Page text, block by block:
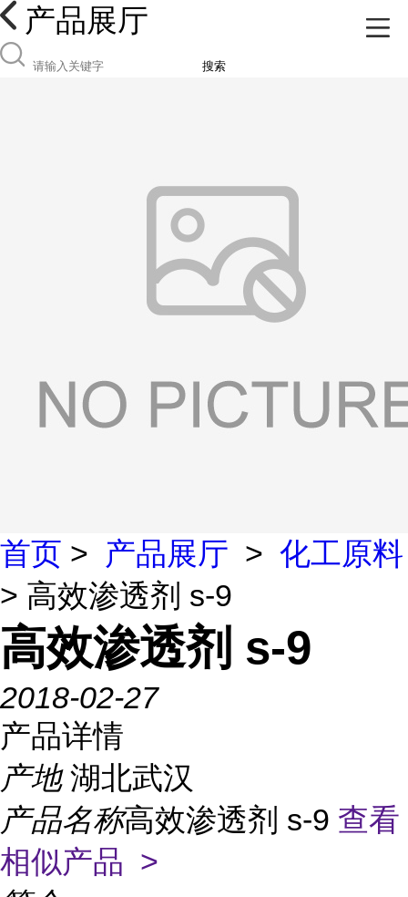
产品展厅
搜索
首页 > 产品展厅 > 化工原料
> 高效渗透剂 s-9
高效渗透剂 s-9
2018-02-27
产品详情
产地 湖北武汉
产品名称高效渗透剂 s-9 查看
相似产品 >